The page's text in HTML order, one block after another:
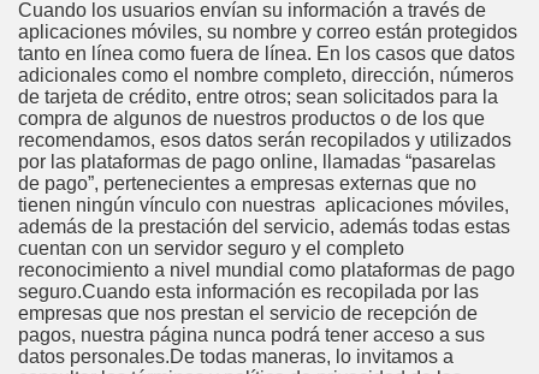
Cuando los usuarios envían su información a través de
aplicaciones móviles, su nombre y correo están protegidos
tanto en línea como fuera de línea. En los casos que datos
adicionales como el nombre completo, dirección, números
de tarjeta de crédito, entre otros; sean solicitados para la
compra de algunos de nuestros productos o de los que
recomendamos, esos datos serán recopilados y utilizados
por las plataformas de pago online, llamadas “pasarelas
de pago”, pertenecientes a empresas externas que no
tienen ningún vínculo con nuestras aplicaciones móviles,
además de la prestación del servicio, además todas estas
cuentan con un servidor seguro y el completo
reconocimiento a nivel mundial como plataformas de pago
seguro.Cuando esta información es recopilada por las
empresas que nos prestan el servicio de recepción de
pagos, nuestra página nunca podrá tener acceso a sus
datos personales.De todas maneras, lo invitamos a